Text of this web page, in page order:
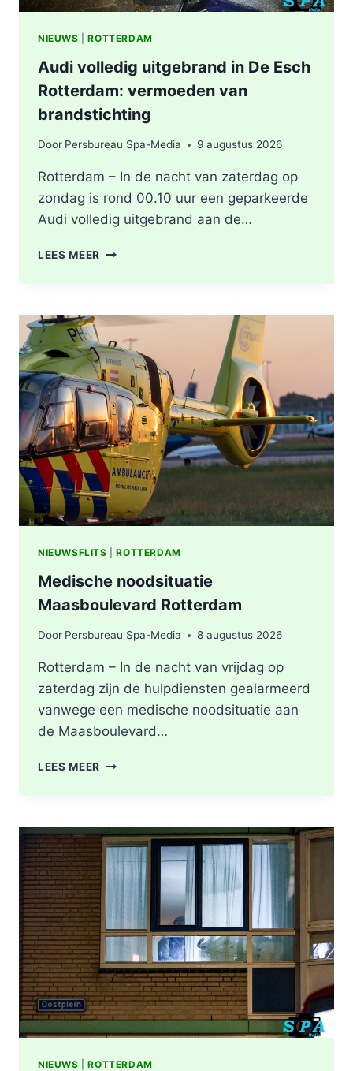
NIEUWS |ROTTERDAM
Audi volledig uitgebrand in De Esch
Rotterdam: vermoeden van
brandstichting
Door Persbureau Spa-Media 9 augustus 2026
Rotterdam – In de nacht van zaterdag op
zondag is rond 00.10 uur een geparkeerde
Audi volledig uitgebrand aan de…
LEES MEER AUDI
DE
ROTTERDAM:
VERMOEDEN
VAN
BRANDSTICHTING
NIEUWSFLITS |ROTTERDAM
Medische noodsituatie
Maasboulevard Rotterdam
Door Persbureau Spa-Media 8 augustus 2026
Rotterdam – In de nacht van vrijdag op
zaterdag zijn de hulpdiensten gealarmeerd
vanwege een medische noodsituatie aan
de Maasboulevard…
LEES MEER MEDISCHE
NIEUWS |ROTTERDAM